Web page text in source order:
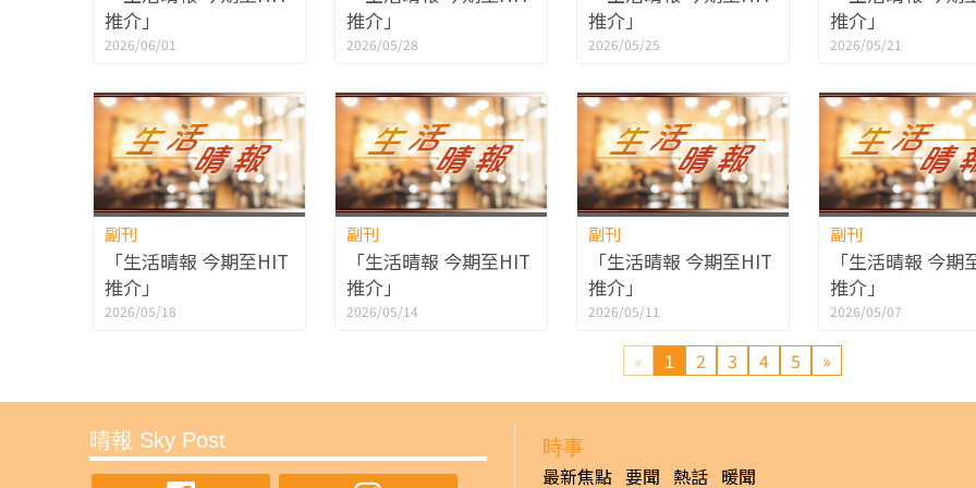
推介」
2026/06/01
推介」
2026/05/28
推介」
2026/05/25
推介」
2026/05/21
副刊
「生活晴報 今期至HIT
推介」
2026/05/18
副刊
「生活晴報 今期至HIT
推介」
2026/05/14
副刊
「生活晴報 今期至HIT
推介」
2026/05/11
副刊
「生活晴報 今期
推介」
2026/05/07
« 1 2 3 4 5 »
晴報 Sky Post 時事
最新焦點 要聞 熱話 暖聞